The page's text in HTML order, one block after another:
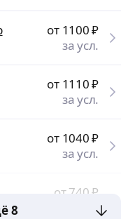
от 1100₽
за усл.
от 1110₽
за усл.
от 1040₽
за усл.
от 740₽
за усл.
8